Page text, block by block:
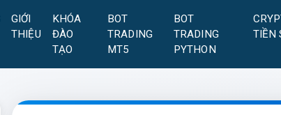
GIỚI
THIỆU
KHÓA
ĐÀO
TẠO
BOT
TRADING
MT5
BOT
TRADING
PYTHON
TIỀN